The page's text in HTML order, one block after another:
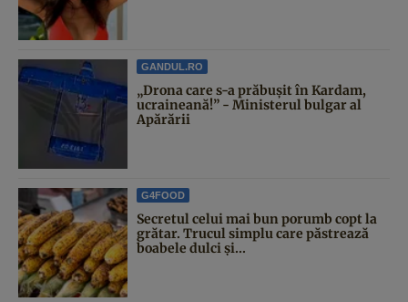
GANDUL.RO
„Drona care s-a prăbușit în Kardam,
ucraineană!” - Ministerul bulgar al
Apărării
G4FOOD
Secretul celui mai bun porumb copt la
grătar. Trucul simplu care păstrează
boabele dulci și...